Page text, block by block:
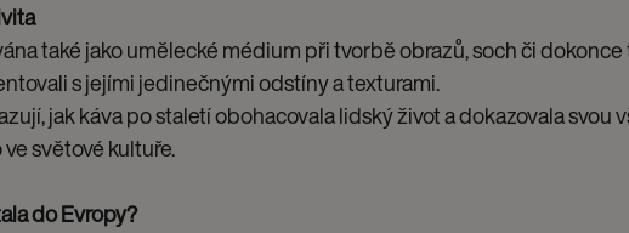
také jako umělecké médium při tvorbě obrazů, soch či
s jejími jedinečnými odstíny a texturami.
jak káva po staletí obohacovala lidský život a dokazovala svou
světové kultuře.
do Evropy?